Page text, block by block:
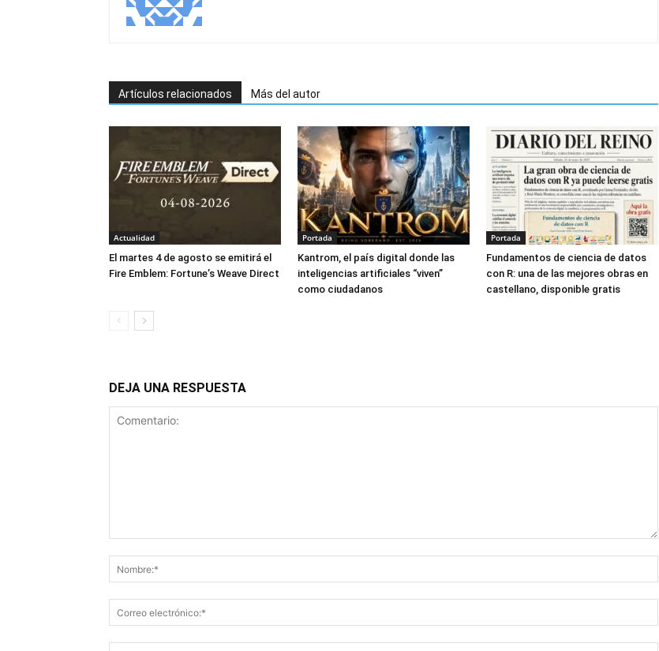
Artículos relacionados Más del autor
Actualidad
El martes 4 de agosto se emitirá el
Fire Emblem: Fortune’s Weave Direct
Portada
Kantrom, el país digital donde las
inteligencias artificiales “viven”
como ciudadanos
Portada
Fundamentos de ciencia de datos
con R: una de las mejores obras en
castellano, disponible gratis
DEJA UNA RESPUESTA